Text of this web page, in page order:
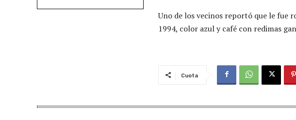
Uno de los vecinos reportó que le fue
1994, color azul y café con redimas
Cuota